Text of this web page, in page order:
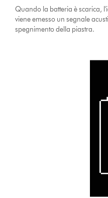
Quando la batteria è scarica,
viene emesso un segnale
spegnimento della piastra.